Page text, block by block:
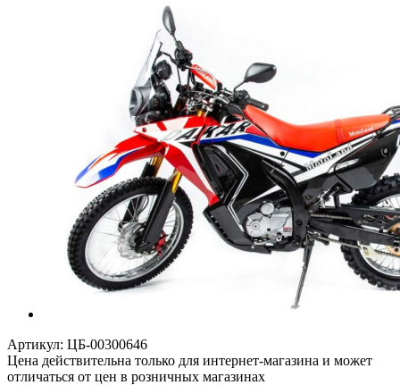
Артикул: ЦБ-00300646
Цена действительна только для интернет-магазина и может
отличаться от цен в розничных магазинах